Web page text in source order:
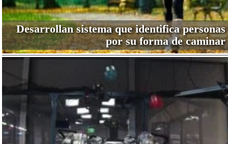
Desarrollan sistema que identifica personas
por su forma de caminar